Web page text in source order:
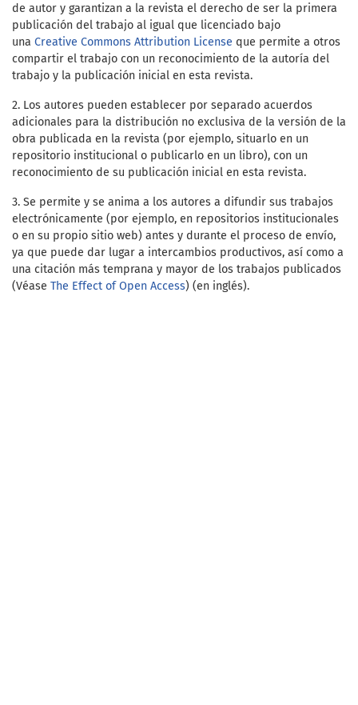
de autor y garantizan a la revista el derecho de ser la primera
publicación del trabajo al igual que licenciado bajo
una Creative Commons Attribution License que permite a otros
compartir el trabajo con un reconocimiento de la autoría del
trabajo y la publicación inicial en esta revista.
2. Los autores pueden establecer por separado acuerdos
adicionales para la distribución no exclusiva de la versión de la
obra publicada en la revista (por ejemplo, situarlo en un
repositorio institucional o publicarlo en un libro), con un
reconocimiento de su publicación inicial en esta revista.
3. Se permite y se anima a los autores a difundir sus trabajos
electrónicamente (por ejemplo, en repositorios institucionales
o en su propio sitio web) antes y durante el proceso de envío,
ya que puede dar lugar a intercambios productivos, así como a
una citación más temprana y mayor de los trabajos publicados
(Véase The Effect of Open Access) (en inglés).